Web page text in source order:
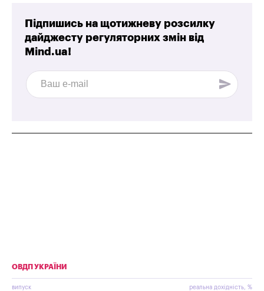
Підпишись на щотижневу розсилку
дайджесту регуляторних змін від
Mind.ua!
ОВДП УКРАЇНИ
випуск реальна дохідність, %